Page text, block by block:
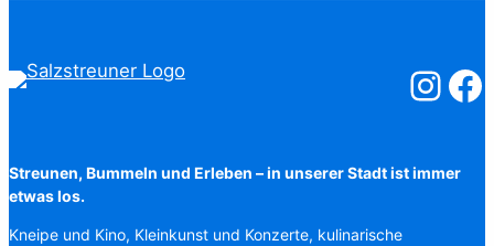
Streunen, Bummeln und Erleben – in unserer Stadt ist immer
etwas los.
Kneipe und Kino, Kleinkunst und Konzerte, kulinarische